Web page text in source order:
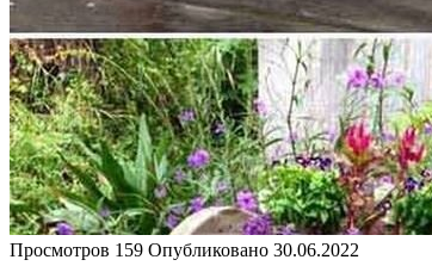
Просмотров 159 Опубликовано 30.06.2022